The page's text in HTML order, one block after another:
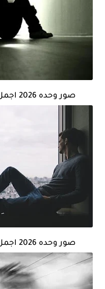
صور وحده 2026 اجمل الصور المعبرة عن الوحده
صور وحده 2026 اجمل الصور المعبرة عن الوحده